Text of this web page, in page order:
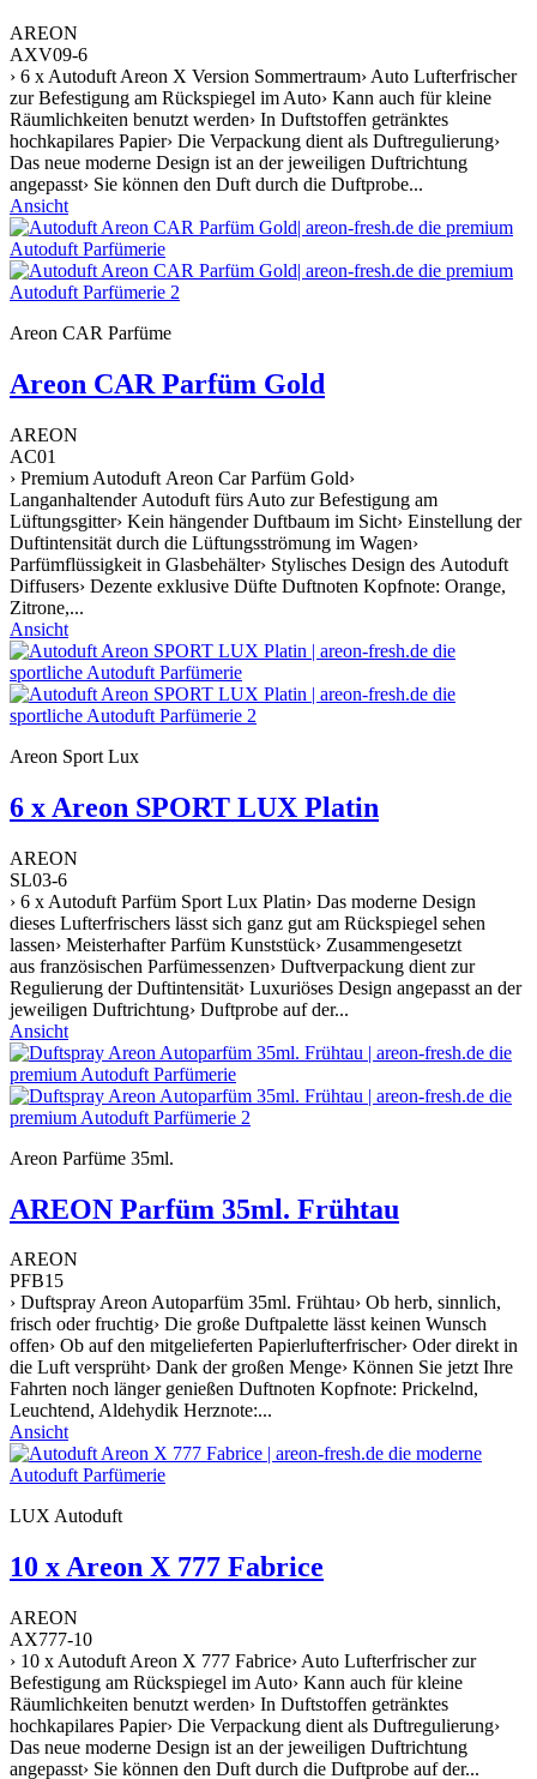
AREON
AXV09-6
› 6 x Autoduft Areon X Version Sommertraum› Auto Lufterfrischer
zur Befestigung am Rückspiegel im Auto› Kann auch für kleine
Räumlichkeiten benutzt werden› In Duftstoffen getränktes
hochkapilares Papier› Die Verpackung dient als Duftregulierung›
Das neue moderne Design ist an der jeweiligen Duftrichtung
angepasst› Sie können den Duft durch die Duftprobe...
Ansicht
Areon CAR Parfüme
Areon CAR Parfüm Gold
AREON
AC01
› Premium Autoduft Areon Car Parfüm Gold›
Langanhaltender Autoduft fürs Auto zur Befestigung am
Lüftungsgitter› Kein hängender Duftbaum im Sicht› Einstellung der
Duftintensität durch die Lüftungsströmung im Wagen›
Parfümflüssigkeit in Glasbehälter› Stylisches Design des Autoduft
Diffusers› Dezente exklusive Düfte Duftnoten Kopfnote: Orange,
Zitrone,...
Ansicht
Areon Sport Lux
6 x Areon SPORT LUX Platin
AREON
SL03-6
› 6 x Autoduft Parfüm Sport Lux Platin› Das moderne Design
dieses Lufterfrischers lässt sich ganz gut am Rückspiegel sehen
lassen› Meisterhafter Parfüm Kunststück› Zusammengesetzt
aus französischen Parfümessenzen› Duftverpackung dient zur
Regulierung der Duftintensität› Luxuriöses Design angepasst an der
jeweiligen Duftrichtung› Duftprobe auf der...
Ansicht
Areon Parfüme 35ml.
AREON Parfüm 35ml. Frühtau
AREON
PFB15
› Duftspray Areon Autoparfüm 35ml. Frühtau› Ob herb, sinnlich,
frisch oder fruchtig› Die große Duftpalette lässt keinen Wunsch
offen› Ob auf den mitgelieferten Papierlufterfrischer› Oder direkt in
die Luft versprüht› Dank der großen Menge› Können Sie jetzt Ihre
Fahrten noch länger genießen Duftnoten Kopfnote: Prickelnd,
Leuchtend, Aldehydik Herznote:...
Ansicht
LUX Autoduft
10 x Areon X 777 Fabrice
AREON
AX777-10
› 10 x Autoduft Areon X 777 Fabrice› Auto Lufterfrischer zur
Befestigung am Rückspiegel im Auto› Kann auch für kleine
Räumlichkeiten benutzt werden› In Duftstoffen getränktes
hochkapilares Papier› Die Verpackung dient als Duftregulierung›
Das neue moderne Design ist an der jeweiligen Duftrichtung
angepasst› Sie können den Duft durch die Duftprobe auf der...